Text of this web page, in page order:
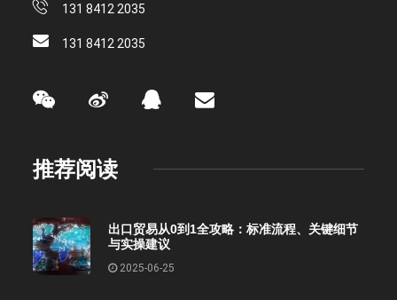
131 8412 2035
131 8412 2035
推荐阅读
出口贸易从0到1全攻略：标准流程、关键细节
与实操建议
2025-06-25